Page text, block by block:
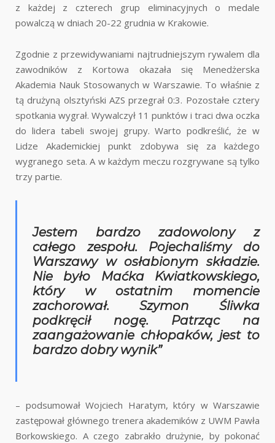
z każdej z czterech grup eliminacyjnych o medale
powalczą w dniach 20-22 grudnia w Krakowie.
Zgodnie z przewidywaniami najtrudniejszym rywalem dla
zawodników z Kortowa okazała się Menedżerska
Akademia Nauk Stosowanych w Warszawie. To właśnie z
tą drużyną olsztyński AZS przegrał 0:3. Pozostałe cztery
spotkania wygrał. Wywalczył 11 punktów i traci dwa oczka
do lidera tabeli swojej grupy. Warto podkreślić, że w
Lidze Akademickiej punkt zdobywa się za każdego
wygranego seta. A w każdym meczu rozgrywane są tylko
trzy partie.
Jestem bardzo zadowolony z
całego zespołu. Pojechaliśmy do
Warszawy w osłabionym składzie.
Nie było Maćka Kwiatkowskiego,
który w ostatnim momencie
zachorował. Szymon Śliwka
podkręcił nogę. Patrząc na
zaangażowanie chłopaków, jest to
bardzo dobry wynik”
– podsumował Wojciech Haratym, który w Warszawie
zastępował głównego trenera akademików z UWM Pawła
Borkowskiego. A czego zabrakło drużynie, by pokonać